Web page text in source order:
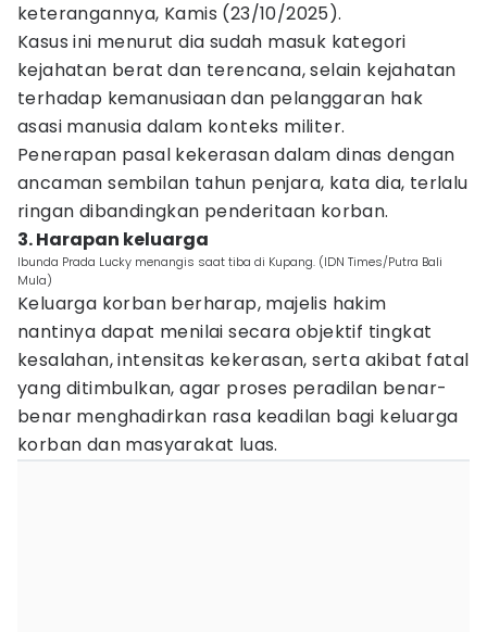
keterangannya, Kamis (23/10/2025).
Kasus ini menurut dia sudah masuk kategori
kejahatan berat dan terencana, selain kejahatan
terhadap kemanusiaan dan pelanggaran hak
asasi manusia dalam konteks militer.
Penerapan pasal kekerasan dalam dinas dengan
ancaman sembilan tahun penjara, kata dia, terlalu
ringan dibandingkan penderitaan korban.
3. Harapan keluarga
Ibunda Prada Lucky menangis saat tiba di Kupang. (IDN Times/Putra Bali
Mula)
Keluarga korban berharap, majelis hakim
nantinya dapat menilai secara objektif tingkat
kesalahan, intensitas kekerasan, serta akibat fatal
yang ditimbulkan, agar proses peradilan benar-
benar menghadirkan rasa keadilan bagi keluarga
korban dan masyarakat luas.